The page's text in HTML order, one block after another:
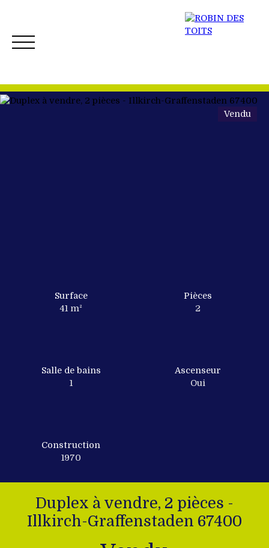
Vendu
Surface
41 m²
Pièces
2
Salle de bains
1
Ascenseur
Oui
Construction
1970
Duplex à vendre, 2 pièces -
Illkirch-Graffenstaden 67400